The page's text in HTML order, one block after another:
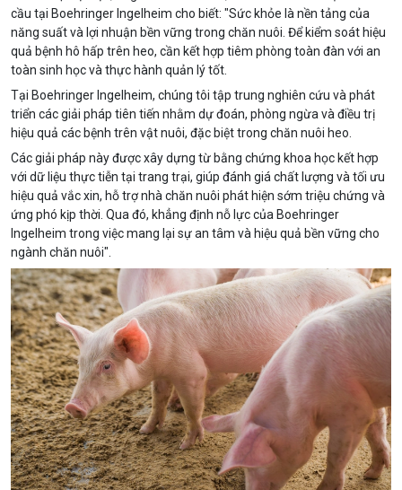
cầu tại Boehringer Ingelheim cho biết: "Sức khỏe là nền tảng của
năng suất và lợi nhuận bền vững trong chăn nuôi. Để kiểm soát hiệu
quả bệnh hô hấp trên heo, cần kết hợp tiêm phòng toàn đàn với an
toàn sinh học và thực hành quản lý tốt.
Tại Boehringer Ingelheim, chúng tôi tập trung nghiên cứu và phát
triển các giải pháp tiên tiến nhằm dự đoán, phòng ngừa và điều trị
hiệu quả các bệnh trên vật nuôi, đặc biệt trong chăn nuôi heo.
Các giải pháp này được xây dựng từ bằng chứng khoa học kết hợp
với dữ liệu thực tiễn tại trang trại, giúp đánh giá chất lượng và tối ưu
hiệu quả vắc xin, hỗ trợ nhà chăn nuôi phát hiện sớm triệu chứng và
ứng phó kịp thời. Qua đó, khẳng định nỗ lực của Boehringer
Ingelheim trong việc mang lại sự an tâm và hiệu quả bền vững cho
ngành chăn nuôi".